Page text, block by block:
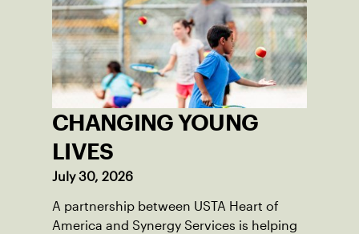
CHANGING YOUNG
LIVES
July 30, 2026
A partnership between USTA Heart of
America and Synergy Services is helping